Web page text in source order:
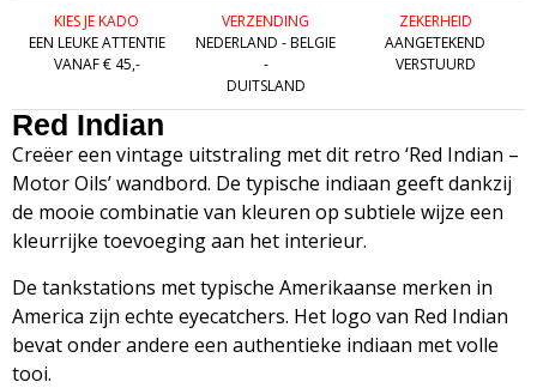
KIES JE KADO
EEN LEUKE ATTENTIE
VANAF € 45,-
VERZENDING
NEDERLAND - BELGIE
-
DUITSLAND
ZEKERHEID
AANGETEKEND
VERSTUURD
Red Indian
Creëer een vintage uitstraling met dit retro ‘Red Indian –
Motor Oils’ wandbord. De typische indiaan geeft dankzij
de mooie combinatie van kleuren op subtiele wijze een
kleurrijke toevoeging aan het interieur.
De tankstations met typische Amerikaanse merken in
America zijn echte eyecatchers. Het logo van Red Indian
bevat onder andere een authentieke indiaan met volle
tooi.